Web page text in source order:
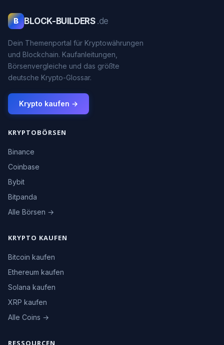
B BLOCK-BUILDERS .de
Dein Themenportal für Kryptowährungen
und Blockchain. Kaufanleitungen,
Börsenvergleiche und das größte
deutsche Krypto-Glossar.
Krypto kaufen →
KRYPTOBÖRSEN
Binance
Coinbase
Bybit
Bitpanda
Alle Börsen →
KRYPTO KAUFEN
Bitcoin kaufen
Ethereum kaufen
Solana kaufen
XRP kaufen
Alle Coins →
RESSOURCEN